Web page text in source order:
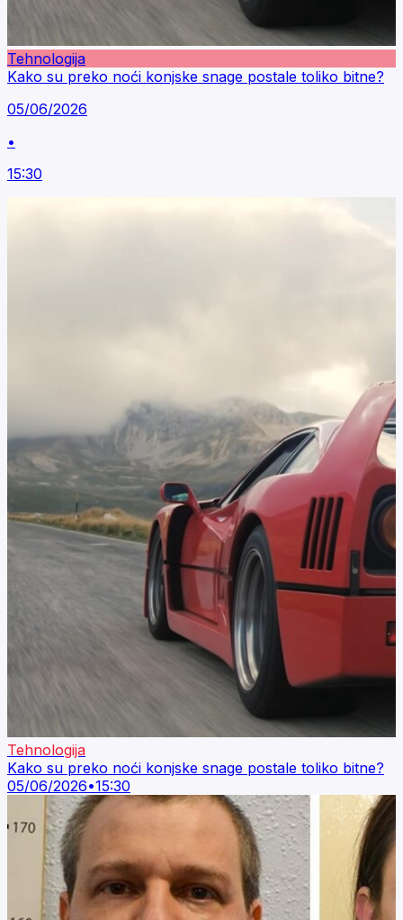
Tehnologija
Kako su preko noći konjske snage postale toliko bitne?
05/06/2026
•
15:30
Tehnologija
Kako su preko noći konjske snage postale toliko bitne?
05/06/2026•15:30